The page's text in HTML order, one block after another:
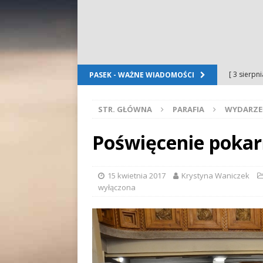
PASEK - WAŻNE WIADOMOŚCI [ 3
[ 2
[ 2
[ 2
[ 5
Folkloru
STR. GŁÓWNA PARAFIA
Poświęcenie
15 kwietnia 2017 Krystyna Waniczek
wyłączona